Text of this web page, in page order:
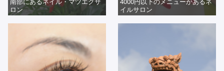
ロン
イルサロン